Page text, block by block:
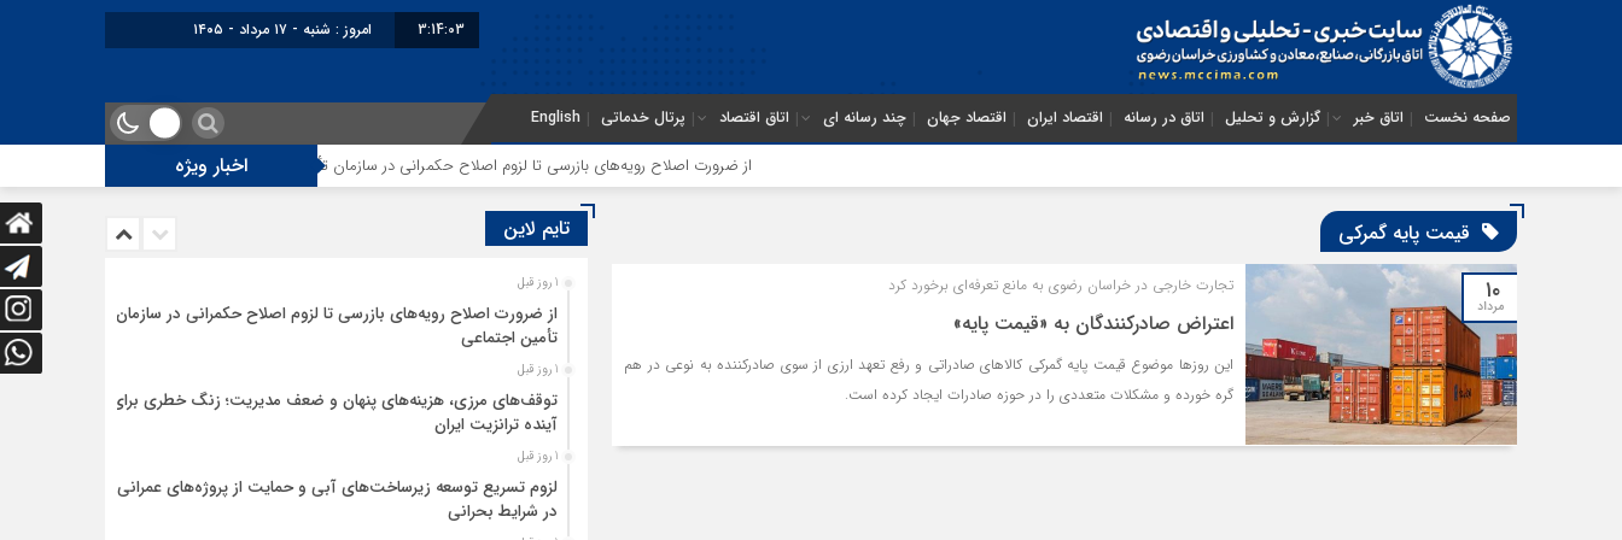
3:14:03 امروز : شنبه - ۱۷ مرداد - ۱۴۰۵
صفحه نخست اتاق خبر گزارش و تحلیل اتاق در رسانه اقتصاد ایران اقتصاد جهان چند رسانه ای اتاق اقتصاد پرتال خدماتی English
اخبار ویژه از ضرورت اصلاح رویه‌های بازرسی تا لزوم اصلاح حکمرانی در سازمان تأمین اجتماعی توقف‌های مرزی، هزینه‌های
قیمت پایه گمرکی
۱۰
مرداد
تجارت خارجی در خراسان رضوی به مانع تعرفه‏‌ای برخورد کرد
اعتراض صادرکنندگان به «قیمت پایه»
این روزها موضوع قیمت پایه گمرکی کالاهای صادراتی و رفع تعهد ارزی از سوی صادرکننده به نوعی در هم
گره خورده و مشکلات متعددی را در حوزه صادرات ایجاد کرده است.
تایم لاین
1 روز قبل
از ضرورت اصلاح رویه‌های بازرسی تا لزوم اصلاح حکمرانی در سازمان
تأمین اجتماعی
1 روز قبل
توقف‌های مرزی، هزینه‌های پنهان و ضعف مدیریت؛ زنگ خطری برای
آینده ترانزیت ایران
1 روز قبل
لزوم تسریع توسعه زیرساخت‌های آبی و حمایت از پروژه‌های عمرانی
در شرایط بحرانی